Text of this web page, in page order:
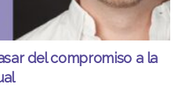
del compromiso a la